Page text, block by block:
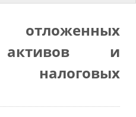
активов и
налоговых